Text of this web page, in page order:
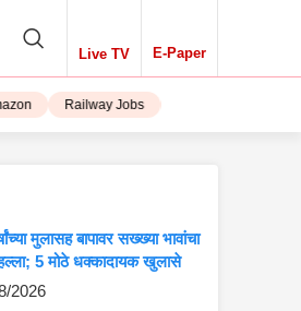
Live TV E-Paper
Railway Jobs iPhone 15
मुलासह बापावर सख्ख्या भावांचा
5 मोठे धक्कादायक खुलासे
2026